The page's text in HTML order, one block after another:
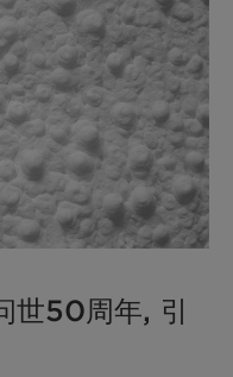
the future of
50周年, 引